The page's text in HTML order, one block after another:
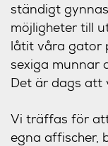
ständigt
möjligheter till
låtit våra gator
sexiga munnar
Det är dags att
Vi träffas för
egna affischer,